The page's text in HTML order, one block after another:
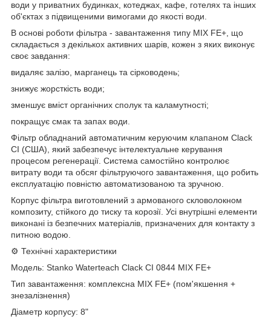
води у приватних будинках, котеджах, кафе, готелях та інших
об'єктах з підвищеними вимогами до якості води.
В основі роботи фільтра - завантаження типу MIX FE+, що
складається з декількох активних шарів, кожен з яких виконує
своє завдання:
видаляє залізо, марганець та сірководень;
знижує жорсткість води;
зменшує вміст органічних сполук та каламутності;
покращує смак та запах води.
Фільтр обладнаний автоматичним керуючим клапаном Clack
CI (США), який забезпечує інтелектуальне керування
процесом регенерації. Система самостійно контролює
витрату води та обсяг фільтруючого завантаження, що робить
експлуатацію повністю автоматизованою та зручною.
Корпус фільтра виготовлений з армованого скловолокном
композиту, стійкого до тиску та корозії. Усі внутрішні елементи
виконані із безпечних матеріалів, призначених для контакту з
питною водою.
⚙️ Технічні характеристики
Модель: Stanko Waterteach Clack CI 0844 MIX FE+
Тип завантаження: комплексна MIX FE+ (пом'якшення +
знезалізнення)
Діаметр корпусу: 8"